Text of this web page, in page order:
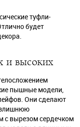
туфли-
будет
и высоких
пышные модели,
Они сделают
вырезом сердечком